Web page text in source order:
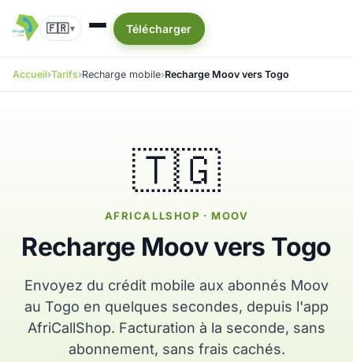
🇫🇷▾ Télécharger
Accueil Tarifs Recharge mobile Recharge Moov vers Togo
🇹🇬
AFRICALLSHOP · MOOV
Recharge Moov vers Togo
Envoyez du crédit mobile aux abonnés Moov
au Togo en quelques secondes, depuis l'app
AfriCallShop. Facturation à la seconde, sans
abonnement, sans frais cachés.